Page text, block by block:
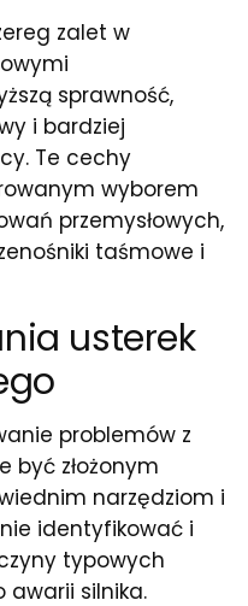
zalet w
sprawność,
i bardziej
Te cechy
wyborem
przemysłowych,
taśmowe i
usterek
problemów z
być złożonym
narzędziom i
identyfikować i
typowych
awarii silnika.